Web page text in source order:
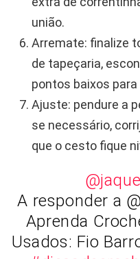
união.
Arremate: finalize
de tapeçaria,
pontos baixos
Ajuste: pendure a
se necessário,
que o cesto fique
A responder a
Aprenda
Usados: Fio